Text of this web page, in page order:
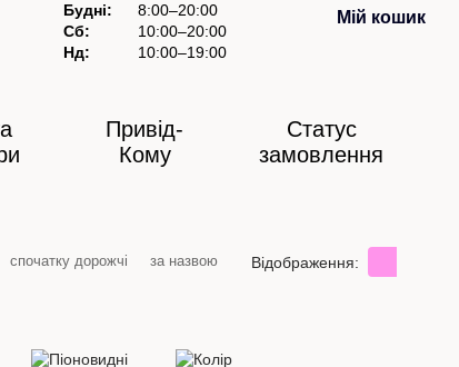
Будні:
8:00–20:00
Сб:
10:00–20:00
Нд:
10:00–19:00
Мій кошик
Привід-
Кому
Статус
замовлення
спочатку дорожчі за назвою Відображення: